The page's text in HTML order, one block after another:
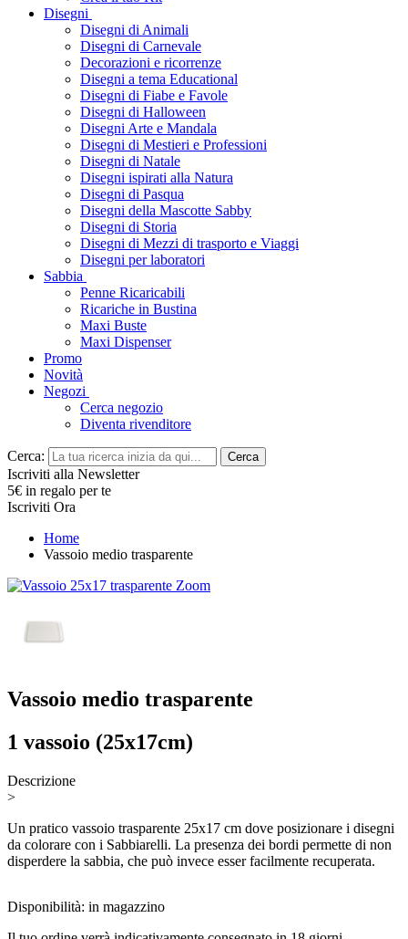
Disegni
Disegni di Animali
Disegni di Carnevale
Decorazioni e ricorrenze
Disegni a tema Educational
Disegni di Fiabe e Favole
Disegni di Halloween
Disegni Arte e Mandala
Disegni di Mestieri e Professioni
Disegni di Natale
Disegni ispirati alla Natura
Disegni di Pasqua
Disegni della Mascotte Sabby
Disegni di Storia
Disegni di Mezzi di trasporto e Viaggi
Disegni per laboratori
Sabbia
Penne Ricaricabili
Ricariche in Bustina
Maxi Buste
Maxi Dispenser
Promo
Novità
Negozi
Cerca negozio
Diventa rivenditore
Cerca: Cerca
Iscriviti alla Newsletter
5€ in regalo per te
Iscriviti Ora
Home
Vassoio medio trasparente
Zoom
Vassoio medio trasparente
1 vassoio (25x17cm)
Descrizione
>
Un pratico vassoio trasparente 25x17 cm dove posizionare i disegni
da colorare con i Sabbiarelli. La presenza dei bordi permette di non
disperdere la sabbia, che può invece esser facilmente recuperata.
Disponibilità: in magazzino